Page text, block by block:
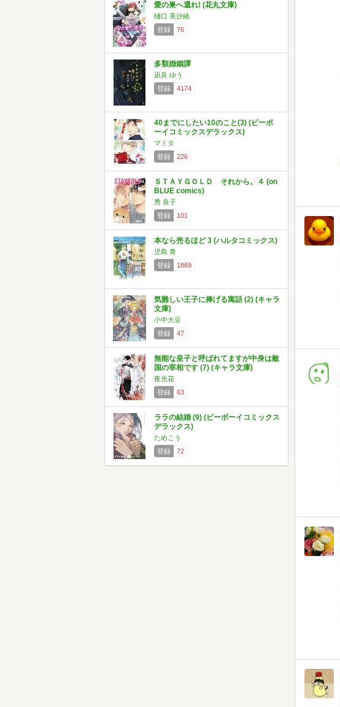
愛の巣へ還れ! (花丸文庫)
樋口 美沙緒
登録
76
多類婚姻譚
凪良 ゆう
登録
4174
40までにしたい10のこと(3) (ビーボ
ーイコミックスデラックス)
マミタ
登録
226
ＳＴＡＹＧＯＬＤ それから。４ (on
BLUE comics)
秀 良子
登録
101
本なら売るほど 3 (ハルタコミックス)
児島 青
登録
1869
気難しい王子に捧げる寓話 (2) (キャラ
文庫)
小中大豆
登録
47
無能な皇子と呼ばれてますが中身は敵
国の宰相です (7) (キャラ文庫)
夜光花
登録
63
ララの結婚 (9) (ビーボーイコミックス
デラックス)
ためこう
登録
72